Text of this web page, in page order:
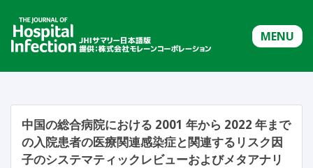
MENU
中国の総合病院における 2001 年から 2022 年まで
の入院患者の医療関連感染症と関連するリスク因
子のシステマティックレビューおよびメタアナリ